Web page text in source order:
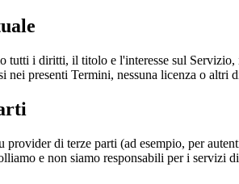
tutti i diritti, il titolo e l'interesse sul
nei presenti Termini, nessuna licenza o
provider di terze parti (ad esempio, per
e non siamo responsabili per i servizi